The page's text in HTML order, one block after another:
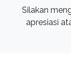
Silakan
apresiasi